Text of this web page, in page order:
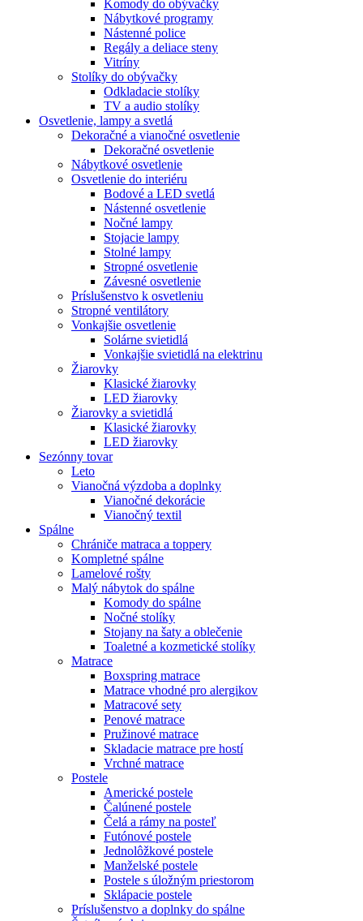
Komody do obývačky
Nábytkové programy
Nástenné police
Regály a deliace steny
Vitríny
Stolíky do obývačky
Odkladacie stolíky
TV a audio stolíky
Osvetlenie, lampy a svetlá
Dekoračné a vianočné osvetlenie
Dekoračné osvetlenie
Nábytkové osvetlenie
Osvetlenie do interiéru
Bodové a LED svetlá
Nástenné osvetlenie
Nočné lampy
Stojacie lampy
Stolné lampy
Stropné osvetlenie
Závesné osvetlenie
Príslušenstvo k osvetleniu
Stropné ventilátory
Vonkajšie osvetlenie
Solárne svietidlá
Vonkajšie svietidlá na elektrinu
Žiarovky
Klasické žiarovky
LED žiarovky
Žiarovky a svietidlá
Klasické žiarovky
LED žiarovky
Sezónny tovar
Leto
Vianočná výzdoba a doplnky
Vianočné dekorácie
Vianočný textil
Spálne
Chrániče matraca a toppery
Kompletné spálne
Lamelové rošty
Malý nábytok do spálne
Komody do spálne
Nočné stolíky
Stojany na šaty a oblečenie
Toaletné a kozmetické stolíky
Matrace
Boxspring matrace
Matrace vhodné pro alergikov
Matracové sety
Penové matrace
Pružinové matrace
Skladacie matrace pre hostí
Vrchné matrace
Postele
Americké postele
Čalúnené postele
Čelá a rámy na posteľ
Futónové postele
Jednolôžkové postele
Manželské postele
Postele s úložným priestorom
Sklápacie postele
Príslušenstvo a doplnky do spálne